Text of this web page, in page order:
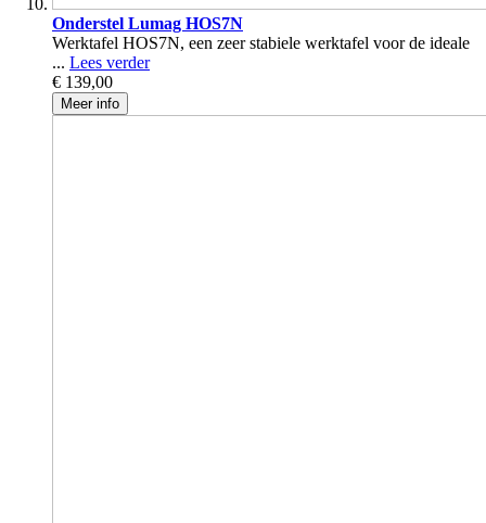
Onderstel Lumag HOS7N
Werktafel HOS7N, een zeer stabiele werktafel voor de ideale
... Lees verder
€ 139,00
Meer info